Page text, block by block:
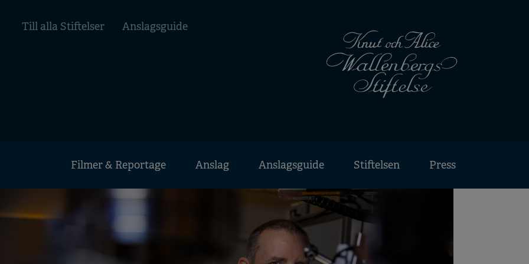
huvudinnehåll
Top
Till alla Stiftelser Anslagsguide
Huvudmeny
Filmer & Reportage Anslag Anslagsguide Stiftelsen Press
Mobile